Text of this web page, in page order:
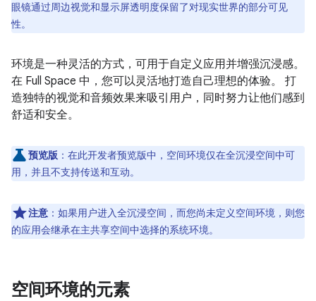
眼镜通过周边视觉和显示屏透明度保留了对现实世界的部分可见
性。
环境是一种灵活的方式，可用于自定义应用并增强沉浸感。
在 Full Space 中，您可以灵活地打造自己理想的体验。 打
造独特的视觉和音频效果来吸引用户，同时努力让他们感到
舒适和安全。
预览版 ： 在此开发者预览版中，空间环境仅在全沉浸空间中可
用，并且不支持传送和互动。
注意 ： 如果用户进入全沉浸空间，而您尚未定义空间环境，则您
的应用会继承在主共享空间中选择的系统环境。
空间环境的元素